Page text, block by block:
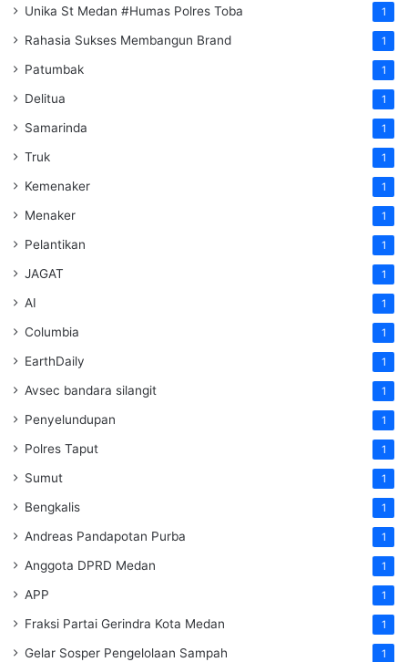
Unika St Medan #Humas Polres Toba 1
Rahasia Sukses Membangun Brand 1
Patumbak 1
Delitua 1
Samarinda 1
Truk 1
Kemenaker 1
Menaker 1
Pelantikan 1
JAGAT 1
AI 1
Columbia 1
EarthDaily 1
Avsec bandara silangit 1
Penyelundupan 1
Polres Taput 1
Sumut 1
Bengkalis 1
Andreas Pandapotan Purba 1
Anggota DPRD Medan 1
APP 1
Fraksi Partai Gerindra Kota Medan 1
Gelar Sosper Pengelolaan Sampah 1